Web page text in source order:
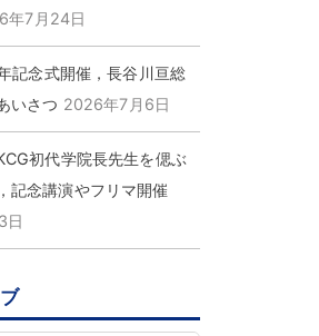
年7月24日
記念式開催，長谷川亘総
いさつ 2026年7月6日
初代学院長先生を偲ぶ
記念講演やフリマ開催
日